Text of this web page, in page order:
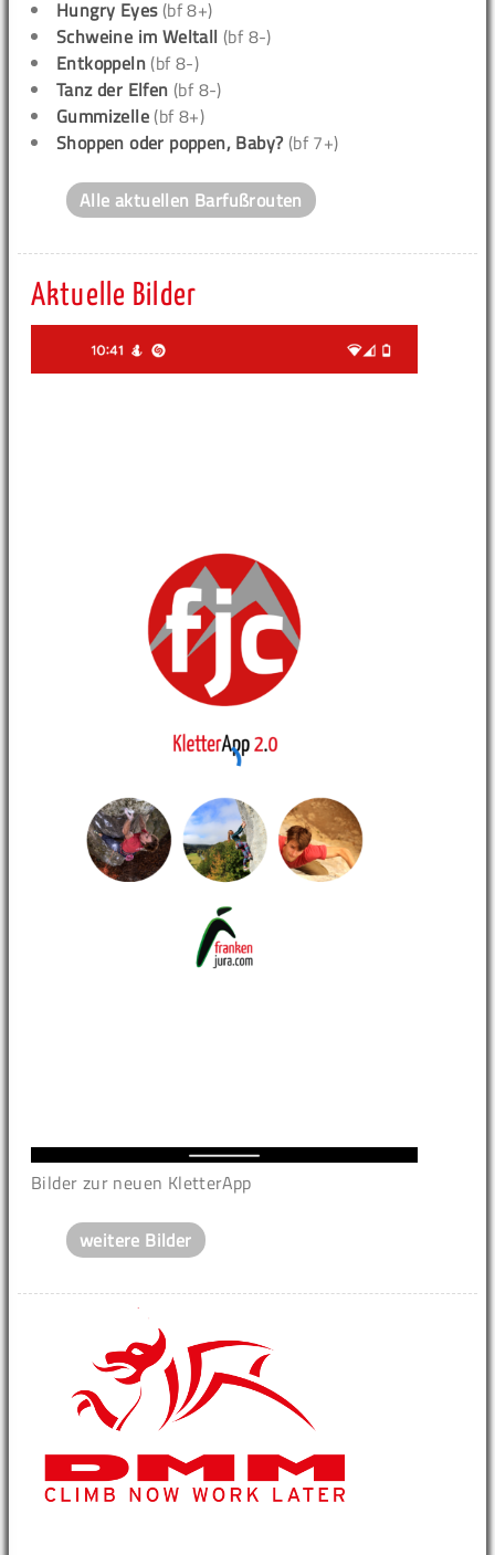
Hungry Eyes(bf 8+)
Schweine im Weltall (bf 8-)
Entkoppeln (bf 8-)
Tanz der Elfen (bf 8-)
Gummizelle (bf 8+)
Shoppen oder poppen, Baby? (bf 7+)
Alle aktuellen Barfußrouten
Aktuelle Bilder
Bilder zur neuen KletterApp
weitere Bilder